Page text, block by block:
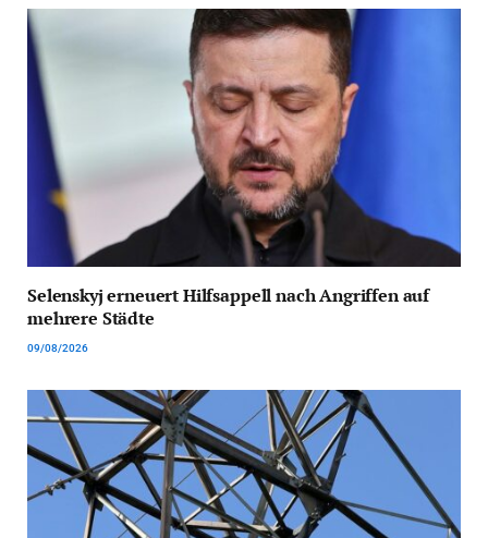
Selenskyj erneuert Hilfsappell nach Angriffen auf
mehrere Städte
09/08/2026